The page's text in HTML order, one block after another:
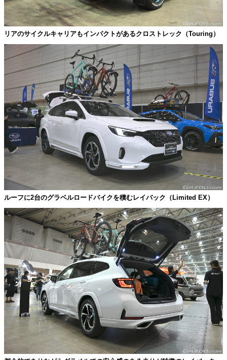
リアのサイクルキャリアもインパクトがあるクロストレック（Touring）
ルーフに2台のグラベルロードバイクを積むレイバック（Limited EX）